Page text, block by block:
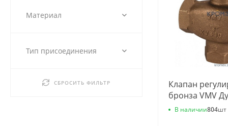
Материал
Тип присоединения
СБРОСИТЬ ФИЛЬТР
Клапан
бронза VMV
G2" Kvs=12м3/
В наличии804шт